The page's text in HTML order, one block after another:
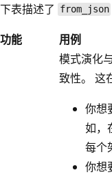
下表描述了
from_json
功能
用例
模式演化
致性。 这
你想
如，
每个
你想